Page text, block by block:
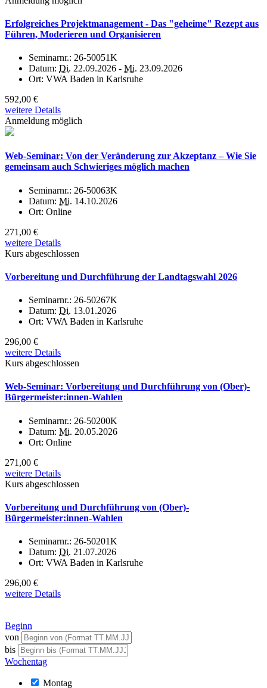
Erfolgreiches Projektmanagement - Das "geheime" Rezept aus
Führen, Moderieren und Organisieren
Seminarnr.: 26-50051K
Datum: Di. 22.09.2026 - Mi. 23.09.2026
Ort: VWA Baden in Karlsruhe
592,00 €
weitere Details
Anmeldung möglich
Web-Seminar: Von der Veränderung zur Akzeptanz – Wie Sie
gemeinsam auch Schwieriges möglich machen
Seminarnr.: 26-50063K
Datum: Mi. 14.10.2026
Ort: Online
271,00 €
weitere Details
Kurs abgeschlossen
Vorbereitung und Durchführung der Landtagswahl 2026
Seminarnr.: 26-50267K
Datum: Di. 13.01.2026
Ort: VWA Baden in Karlsruhe
296,00 €
weitere Details
Kurs abgeschlossen
Web-Seminar: Vorbereitung und Durchführung von (Ober)-
Bürgermeister:innen-Wahlen
Seminarnr.: 26-50200K
Datum: Mi. 20.05.2026
Ort: Online
271,00 €
weitere Details
Kurs abgeschlossen
Vorbereitung und Durchführung von (Ober)-
Bürgermeister:innen-Wahlen
Seminarnr.: 26-50201K
Datum: Di. 21.07.2026
Ort: VWA Baden in Karlsruhe
296,00 €
weitere Details
Beginn
von
bis
Wochentag
Montag